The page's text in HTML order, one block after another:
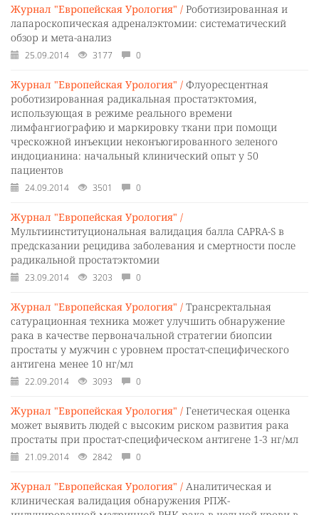
Журнал "Европейская Урология" / Роботизированная и
лапароскопическая адреналэктомии: систематический
обзор и мета-анализ
25.09.2014 3177 0
Журнал "Европейская Урология" / Флуоресцентная
роботизированная радикальная простатэктомия,
использующая в режиме реального времени
лимфангиографию и маркировку ткани при помощи
чрескожной инъекции неконъюгированного зеленого
индоцианина: начальный клинический опыт у 50
пациентов
24.09.2014 3501 0
Журнал "Европейская Урология" /
Мультиинституциональная валидация балла CAPRA-S в
предсказании рецидива заболевания и смертности после
радикальной простатэктомии
23.09.2014 3203 0
Журнал "Европейская Урология" / Трансректальная
сатурационная техника может улучшить обнаружение
рака в качестве первоначальной стратегии биопсии
простаты у мужчин с уровнем простат-специфического
антигена менее 10 нг/мл
22.09.2014 3093 0
Журнал "Европейская Урология" / Генетическая оценка
может выявить людей с высоким риском развития рака
простаты при простат-специфическом антигене 1-3 нг/мл
21.09.2014 2842 0
Журнал "Европейская Урология" / Аналитическая и
клиническая валидация обнаружения РПЖ-